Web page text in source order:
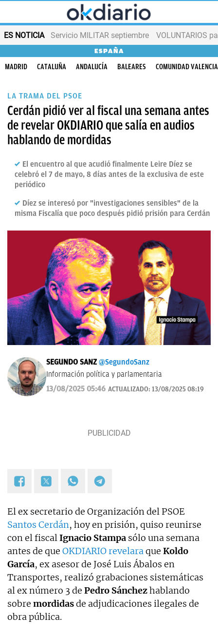
ES NOTICIA Servicio MILITAR septiembre VOLUNTARIOS
ESPAÑA
MADRID CATALUÑA ANDALUCÍA BALEARES COMUNIDAD
LA TRAMA DEL PSOE
Cerdán pidió ver al fiscal una semana antes
de revelar OKDIARIO que salía en audios
hablando de mordidas
El encuentro al que acudió finalmente Leire Díez se
celebró el 7 de mayo, 8 días antes de la exclusiva de este
periódico
Díez se interesó por "investigaciones sensibles" de la
misma Fiscalía que poco después pidió prisión para Cerdán
SEGUNDO SANZ @SegundoSanz
Información política y parlamentaria
13/08/2025 05:46 ACTUALIZADO: 13/08/2025 08:19
El ex secretario de Organización del PSOE
Santos Cerdán, hoy en prisión, quiso reunirse
con el fiscalIgnacio Stampa sólo una semana
antes de que OKDIARIO revelaraque Koldo
García, ex asesor de José Luis Ábalos en
Transportes, realizó grabaciones sistemáticas
al ex número 3 de Pedro Sánchezhablando
sobre mordidasde adjudicaciones ilegales de
obra pública.